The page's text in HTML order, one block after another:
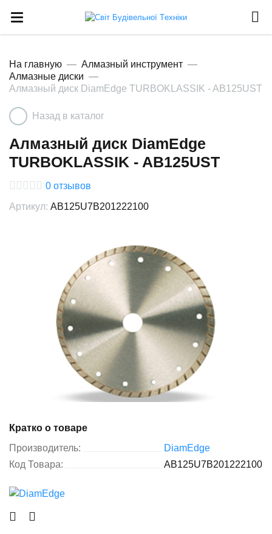
На главную
Алмазный инструмент
Алмазные диски
Алмазный диск DiamEdge TURBOKLASSIK - AB125UST
Назад в каталог
Алмазный диск DiamEdge
TURBOKLASSIK - AB125UST
0 отзывов
Артикул: AB125U7B201222100
Кратко о товаре
Производитель:
DiamEdge
Код Товара:
AB125U7B201222100